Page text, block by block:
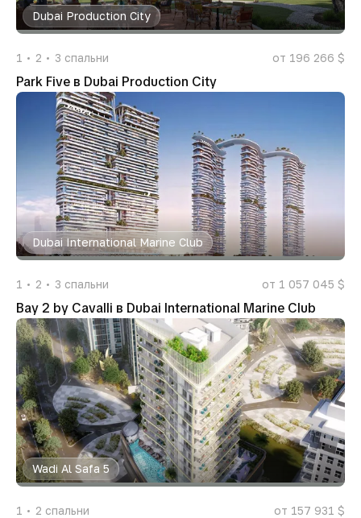
Dubai Production City
1 2 3 спальни от 196 266 $
Park Five в Dubai Production City
Dubai International Marine Club
1 2 3 спальни от 1 057 045 $
Bay 2 by Cavalli в Dubai International Marine Club
Wadi Al Safa 5
1 2 спальни от 157 931 $